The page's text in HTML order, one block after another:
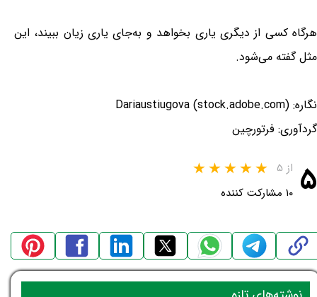
هرگاه کسی از دیگری یاری بخواهد و به‌جای یاری زیان ببیند، این
مثل گفته می‌شود.
نگاره: Dariaustiugova (stock.adobe.com)
گردآوری: فرتورچین
۵ از ۵
۱۰ مشارکت کننده